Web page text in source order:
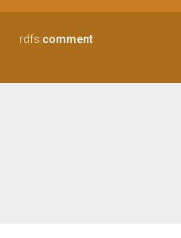
rdfs:comment